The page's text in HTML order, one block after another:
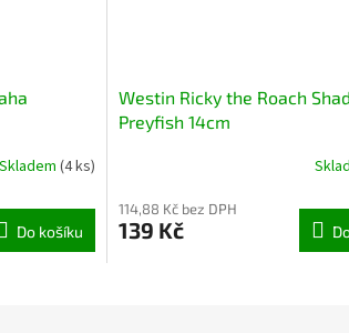
Skladem (4 ks)
Do košíku
Westin Ricky the Roach
Preyfish 14cm
114,88 Kč bez DPH
139 Kč